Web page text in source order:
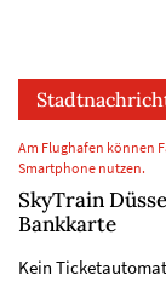
Am Flughafen können
Smartphone nutzen.
SkyTrain
Bankkarte
Kein